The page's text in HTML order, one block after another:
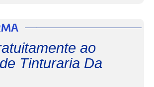
ao
Tinturaria Da